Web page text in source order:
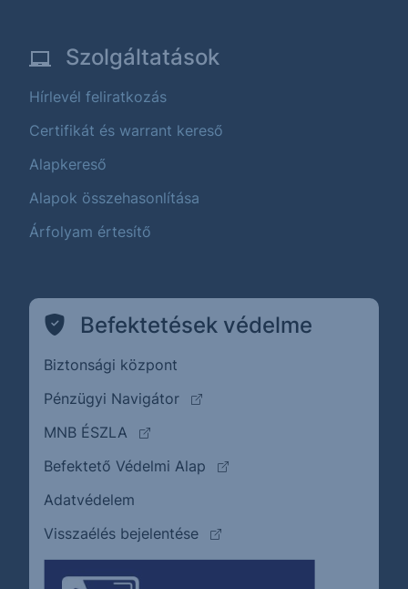
Szolgáltatások
Hírlevél feliratkozás
Certifikát és warrant kereső
Alapkereső
Alapok összehasonlítása
Árfolyam értesítő
Befektetések védelme
Biztonsági központ
Pénzügyi Navigátor
(külső oldalra ugrik)
MNB ÉSZLA
(külső oldalra ugrik)
Befektető Védelmi Alap
(külső oldalra ugrik)
Adatvédelem
Visszaélés bejelentése
(külső oldalra ugrik)